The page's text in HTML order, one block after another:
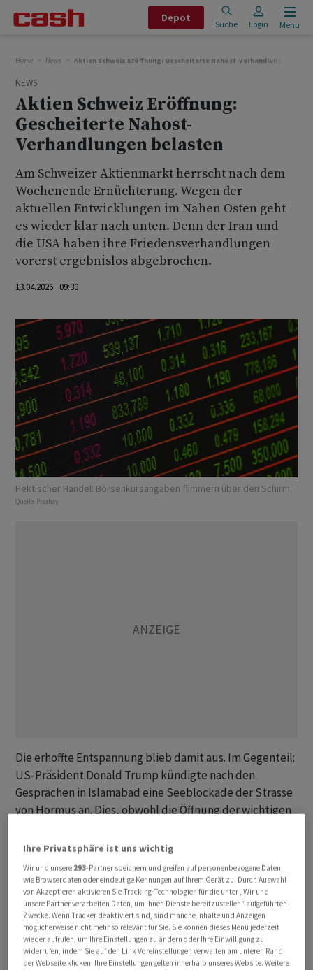
Depot
Suche Login Menu
Home News Aktien Schweiz Eröffnung: Gescheiterte Nahost-Verhandlungen
NEWS
Aktien Schweiz Eröffnung:
Gescheiterte Nahost-
Verhandlungen belasten
Am Schweizer Aktienmarkt herrscht nach dem
Wochenende Ernüchterung. Wegen der
aktuellen Entwicklungen im Nahen Osten geht
es wieder klar nach unten. Denn der Iran und
die USA haben ihre Friedensverhandlungen
vorerst ergebnislos abgebrochen.
13.04.2026 09:30
Hektischer Handel: Börsenkursangaben flimmern über den Schirm.
Quelle: Pixabay
Die erhoffte Entspannung blieb damit aus. Im Gegenteil:
US-Präsident Donald Trump kündigte nach den
Gesprächen in Islamabad eine Seeblockade der Strasse
von Hormus an. Dies, obwohl die Öffnung der wichtigen
Trump will mit der Blockade verhindern, dass der Iran
Gebühren von Reedereien für eine Durchfahrt durch die
Meerenge verlangt und das Land gleichzeitig von Öl-
Einnahmen abschneiden. Die Blockade soll um 16 Uhr
mitteleuropäischer Zeit beginnen.
Öl rauf, Aktien runter
Ihre Privatsphäre ist uns wichtig
Wir und unsere 293-Partner speichern und greifen auf personenbezogene Daten
wie Browserdaten oder eindeutige Kennungen auf Ihrem Gerät zu. Durch Auswahl
von Akzeptieren aktivieren Sie Tracking-Technologien für die unter „Wir und
unsere Partner verarbeiten Daten, um Ihnen Dienste bereitzustellen“ aufgeführten
Zwecke. Wenn Tracker deaktiviert sind, sind manche Inhalte und Anzeigen
möglicherweise nicht mehr so relevant für Sie. Sie können dieses Menü jederzeit
wieder aufrufen, um Ihre Einstellungen zu ändern oder Ihre Einwilligung zu
widerrufen, indem Sie auf den Link Voreinstellungen verwalten am unteren Rand
der Webseite klicken. Ihre Einstellungen gelten innerhalb unseres Website. Weitere